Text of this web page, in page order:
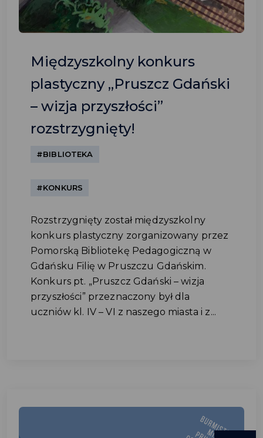
Międzyszkolny konkurs
plastyczny „Pruszcz Gdański
– wizja przyszłości”
rozstrzygnięty!
#BIBLIOTEKA
#KONKURS
Rozstrzygnięty został międzyszkolny
konkurs plastyczny zorganizowany przez
Pomorską Bibliotekę Pedagogiczną w
Gdańsku Filię w Pruszczu Gdańskim.
Konkurs pt. „Pruszcz Gdański – wizja
przyszłości” przeznaczony był dla
uczniów kl. IV – VI z naszego miasta i z...